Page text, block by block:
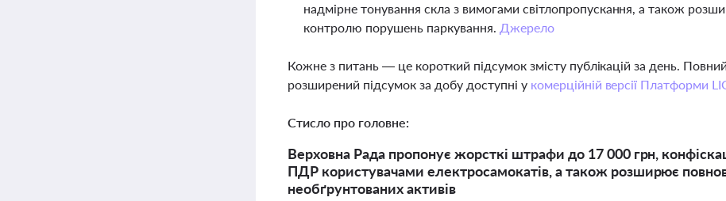
надмірне тонування скла з вимогами світлопропускання, а також
контролю порушень паркування. Джерело
Кожне з питань — це короткий підсумок змісту публікацій за день.
розширений підсумок за добу доступні у комерційній версії Платформи
Стисло про головне:
Верховна Рада пропонує жорсткі штрафи до 17 000 грн,
ПДР користувачами електросамокатів, а також розширює
необґрунтованих активів